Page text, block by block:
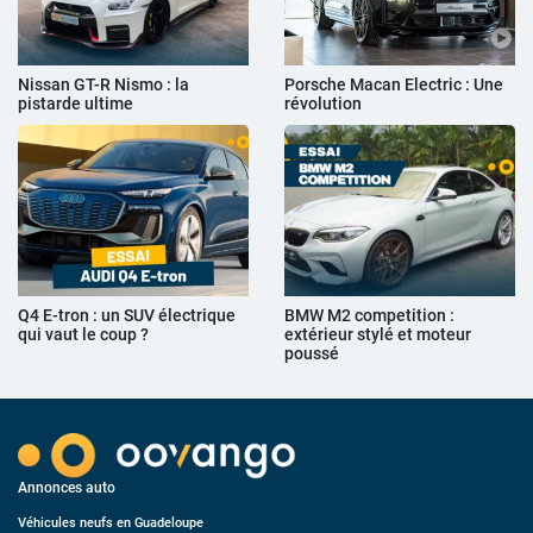
Nissan GT-R Nismo : la
pistarde ultime
Porsche Macan Electric : Une
révolution
Q4 E-tron : un SUV électrique
qui vaut le coup ?
BMW M2 competition :
extérieur stylé et moteur
poussé
Annonces auto
Véhicules neufs en Guadeloupe